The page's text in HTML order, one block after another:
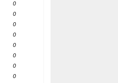
0
0
0
0
0
0
0
0